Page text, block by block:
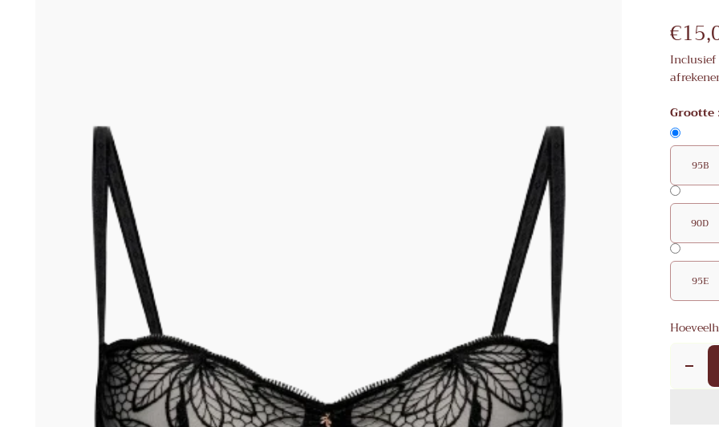
Grootte
95B
90D
95E